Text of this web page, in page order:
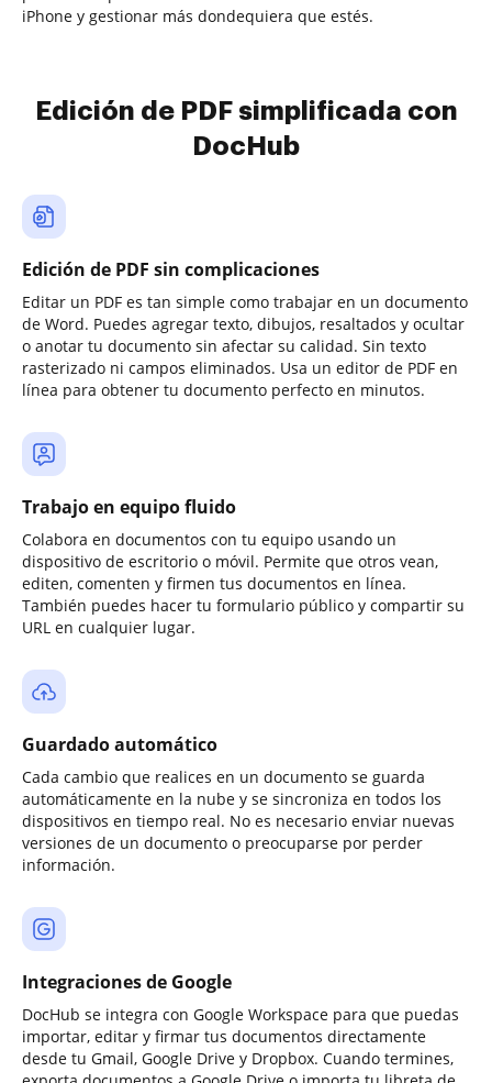
iPhone y gestionar más dondequiera que estés.
Edición de PDF simplificada con
DocHub
Edición de PDF sin complicaciones
Editar un PDF es tan simple como trabajar en un documento
de Word. Puedes agregar texto, dibujos, resaltados y ocultar
o anotar tu documento sin afectar su calidad. Sin texto
rasterizado ni campos eliminados. Usa un editor de PDF en
línea para obtener tu documento perfecto en minutos.
Trabajo en equipo fluido
Colabora en documentos con tu equipo usando un
dispositivo de escritorio o móvil. Permite que otros vean,
editen, comenten y firmen tus documentos en línea.
También puedes hacer tu formulario público y compartir su
URL en cualquier lugar.
Guardado automático
Cada cambio que realices en un documento se guarda
automáticamente en la nube y se sincroniza en todos los
dispositivos en tiempo real. No es necesario enviar nuevas
versiones de un documento o preocuparse por perder
información.
Integraciones de Google
DocHub se integra con Google Workspace para que puedas
importar, editar y firmar tus documentos directamente
desde tu Gmail, Google Drive y Dropbox. Cuando termines,